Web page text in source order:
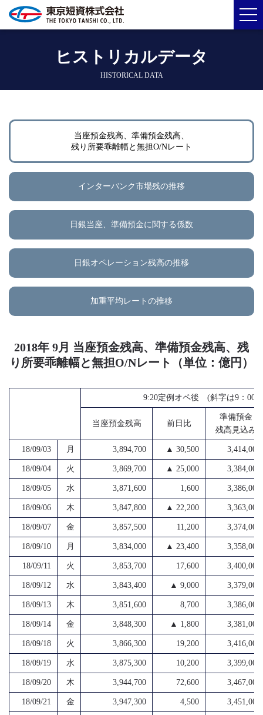
ヒストリカルデータ
HISTORICAL DATA
当座預金残高、準備預金残高、
残り所要乖離幅と無担O/Nレート
インターバンク市場残の推移
日銀当座、準備預金に関する係数
日銀オペレーション残高の推移
加重平均レートの推移
2018年 9月 当座預金残高、準備預金残高、残
り所要乖離幅と無担O/Nレート（単位：億円）
9:20定例オペ後 (斜字は9：00
当座預金残高 前日比
準備預金
残高見込み
18/09/03 月 3,894,700 ▲ 30,500 3,414,000
18/09/04 火 3,869,700 ▲ 25,000 3,384,000
18/09/05 水 3,871,600 1,600 3,386,000
18/09/06 木 3,847,800 ▲ 22,200 3,363,000
18/09/07 金 3,857,500 11,200 3,374,000
18/09/10 月 3,834,000 ▲ 23,400 3,358,000
18/09/11 火 3,853,700 17,600 3,400,000
18/09/12 水 3,843,400 ▲ 9,000 3,379,000
18/09/13 木 3,851,600 8,700 3,386,000
18/09/14 金 3,848,300 ▲ 1,800 3,381,000
18/09/18 火 3,866,300 19,200 3,416,000
18/09/19 水 3,875,300 10,200 3,399,000
18/09/20 木 3,944,700 72,600 3,467,000
18/09/21 金 3,947,300 4,500 3,451,000